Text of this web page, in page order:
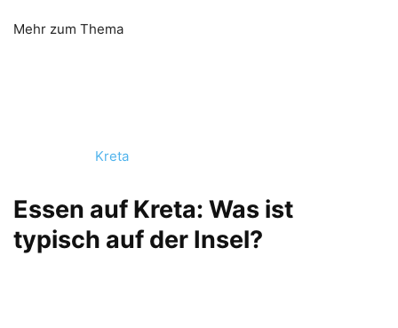
Mehr zum Thema
Kreta
Essen auf Kreta: Was ist
typisch auf der Insel?